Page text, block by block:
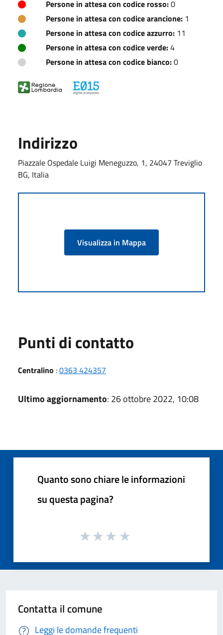
Persone in attesa con codice rosso:0
Persone in attesa con codice arancione: 1
Persone in attesa con codice azzurro: 11
Persone in attesa con codice verde:4
Persone in attesa con codice bianco:0
Indirizzo
Piazzale Ospedale Luigi Meneguzzo, 1, 24047 Treviglio
BG, Italia
Visualizza in Mappa
Punti di contatto
Centralino :0363 424357
Ultimo aggiornamento: 26 ottobre 2022, 10:08
Quanto sono chiare le informazioni
su questa pagina?
Contatta il comune
Leggi le domande frequenti